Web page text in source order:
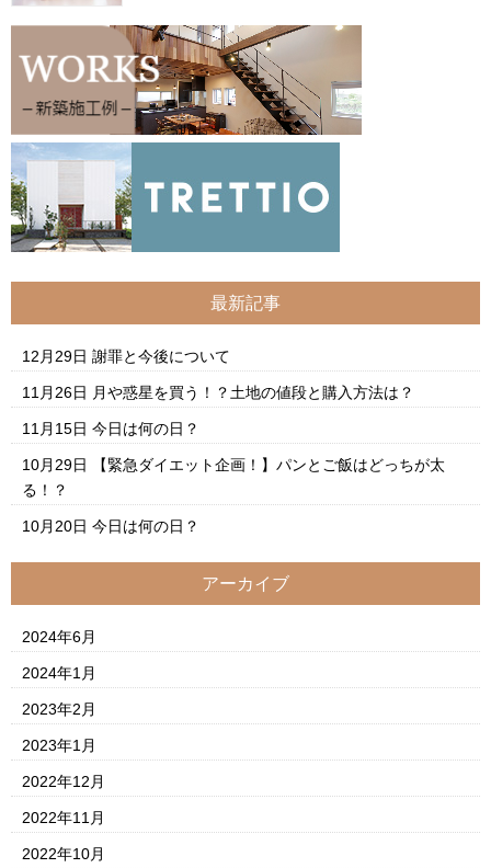
最新記事
12月29日 謝罪と今後について
11月26日 月や惑星を買う！？土地の値段と購入方法は？
11月15日 今日は何の日？
10月29日
【緊急ダイエット企画！】パンとご飯はどっちが太
る！？
10月20日 今日は何の日？
アーカイブ
2024年6月
2024年1月
2023年2月
2023年1月
2022年12月
2022年11月
2022年10月